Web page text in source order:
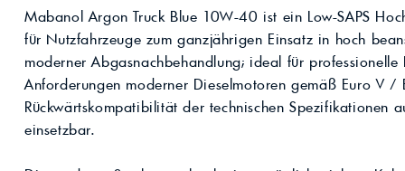
Industrieöle
Traktoröle
Motorrad
Hydrauliköle
Schmierfette
Wasseraufbereitung
BASF Spezialchemie
Industriechemie
Futtermittel
Kühlflüssigkeit für
Rechenzentren –
Immersion Cooling
REFLEX Total
Mabanol Argon Truck Blue 10W-40 ist ein Low-SAPS
für Nutzfahrzeuge zum ganzjährigen Einsatz in hoch
moderner Abgasnachbehandlung; ideal für professionelle
Anforderungen moderner Dieselmotoren gemäß Euro V /
Rückwärtskompatibilität der technischen Spezifikationen
einsetzbar.